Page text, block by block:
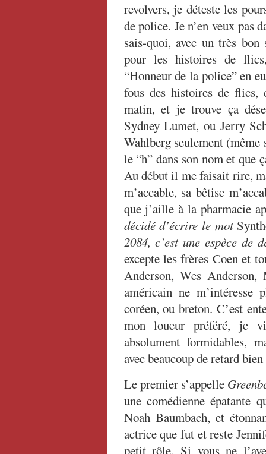
revolvers, je déteste les
de police. Je n’en veux pas
sais-quoi, avec un très
pour les histoires de
“Honneur de la police” en
fous des histoires de flics,
matin, et je trouve ça
Sydney Lumet, ou Jerry
Wahlberg seulement
le “h” dans son nom et que
Au début il me faisait rire,
m’accable, sa bêtise
que j’aille à la pharmacie
décidé d’écrire le mot
2084, c’est une espèce de
excepte les frères Coen et
Anderson, Wes
américain ne
coréen, ou breton. C’est
mon loueur préféré, je
absolument formidables,
avec beaucoup de retard bien
Le premier s’appelle
une comédienne épatante
Noah Baumbach, et
actrice que fut et reste
petit rôle. Si vous ne